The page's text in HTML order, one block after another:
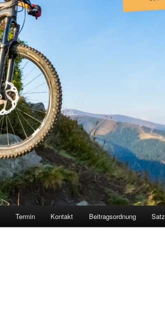
Termin Kontakt Beitragsordnung